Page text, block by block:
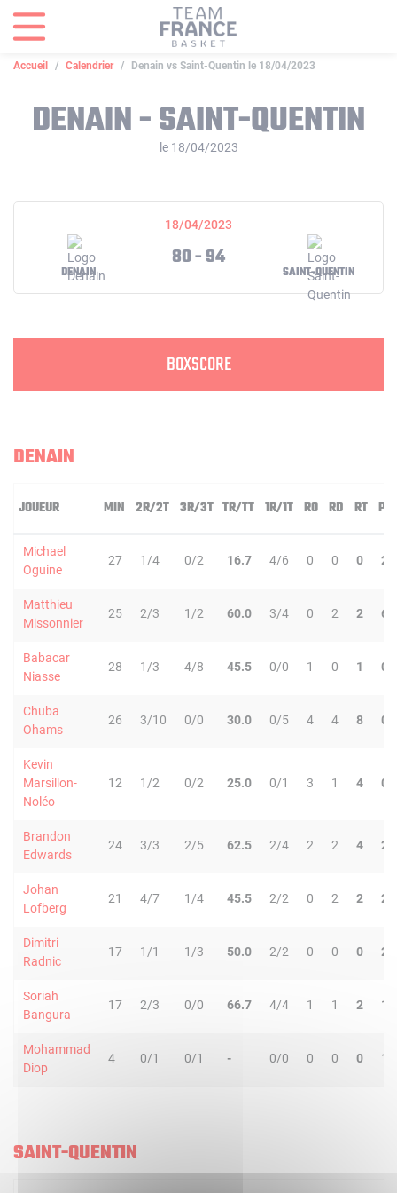
Accueil Calendrier Denain vs Saint-Quentin le 18/04/2023
DENAIN - SAINT-QUENTIN
le 18/04/2023
18/04/2023
DENAIN
80 - 94
SAINT-QUENTIN
BOXSCORE
DENAIN
JOUEUR MIN 2R/2T 3R/3T TR/TT 1R/1T RO RD RT PD
Michael
Oguine
27 1/4 0/2 16.7 4/6 0 0 0 2
Matthieu
Missonnier
25 2/3 1/2 60.0 3/4 0 2 2 6
Babacar
Niasse
28 1/3 4/8 45.5 0/0 1 0 1 0
Chuba
Ohams
26 3/10 0/0 30.0 0/5 4 4 8 0
Kevin
Marsillon-
Noléo
12 1/2 0/2 25.0 0/1 3 1 4 0
Brandon
Edwards
24 3/3 2/5 62.5 2/4 2 2 4 2
Johan
Lofberg
21 4/7 1/4 45.5 2/2 0 2 2 2
Dimitri
Radnic
17 1/1 1/3 50.0 2/2 0 0 0 2
Soriah
Bangura
17 2/3 0/0 66.7 4/4 1 1 2 1
Mohammad
Diop
4 0/1 0/1 - 0/0 0 0 0 1
SAINT-QUENTIN
Panneau de gestion des cookies